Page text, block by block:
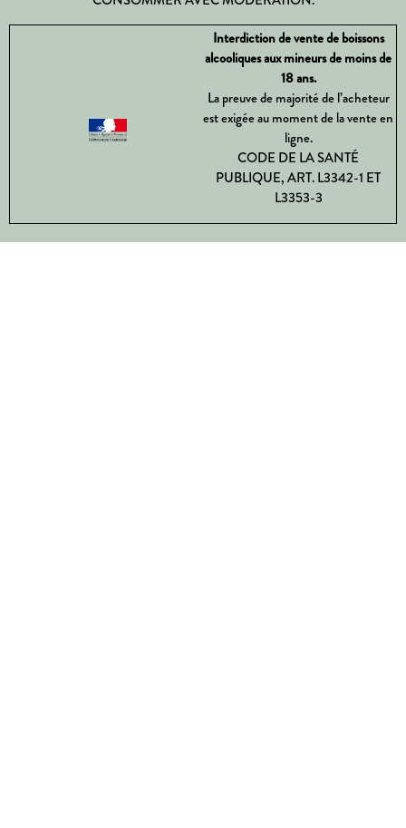
Interdiction de vente de boissons
alcooliques aux mineurs de moins de
18 ans.
La preuve de majorité de l’acheteur
est exigée au moment de la vente en
ligne.
CODE DE LA SANTÉ
PUBLIQUE, ART. L3342-1 ET
L3353-3